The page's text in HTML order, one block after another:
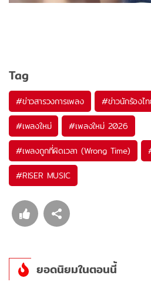
Tag
#ข่าวสารวงการเพลง #ข่าวนักร้องไ
#เพลงใหม่ #เพลงใหม่ 2026
#เพลงถูกที่ผิดเวลา (Wrong Time)
#RISER MUSIC
ยอดนิยมในตอนนี้